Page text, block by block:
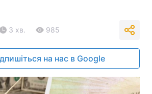
3 хв. 985
на нас в Google